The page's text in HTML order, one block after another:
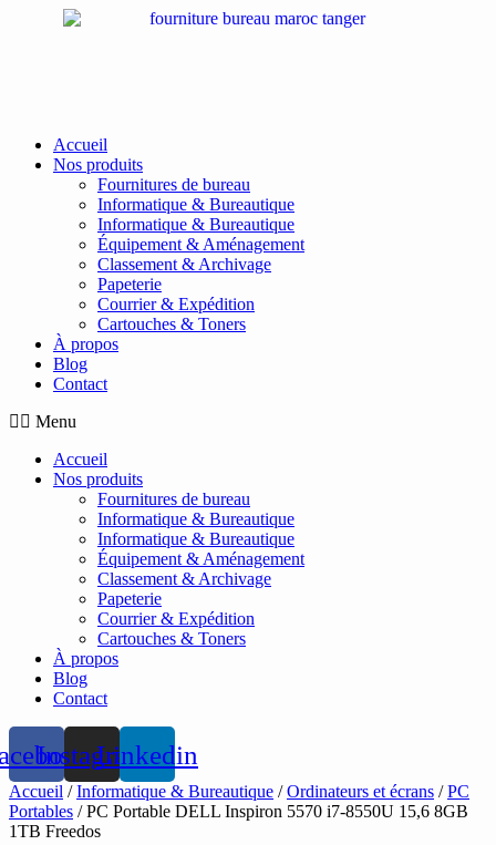
Accueil
Nos produits
Fournitures de bureau
Informatique & Bureautique
Informatique & Bureautique
Équipement & Aménagement
Classement & Archivage
Papeterie
Courrier & Expédition
Cartouches & Toners
À propos
Blog
Contact
Menu
Accueil
Nos produits
Fournitures de bureau
Informatique & Bureautique
Informatique & Bureautique
Équipement & Aménagement
Classement & Archivage
Papeterie
Courrier & Expédition
Cartouches & Toners
À propos
Blog
Contact
InstagramLinkedin
Accueil /Informatique & Bureautique /Ordinateurs et écrans /PC
Portables / PC Portable DELL Inspiron 5570 i7-8550U 15,6 8GB
1TB Freedos